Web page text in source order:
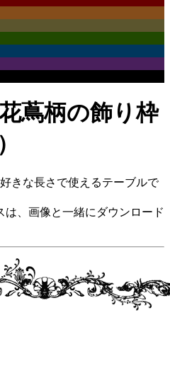
蔦柄の飾り枠
きな長さで使えるテーブルで
、画像と一緒にダウンロード